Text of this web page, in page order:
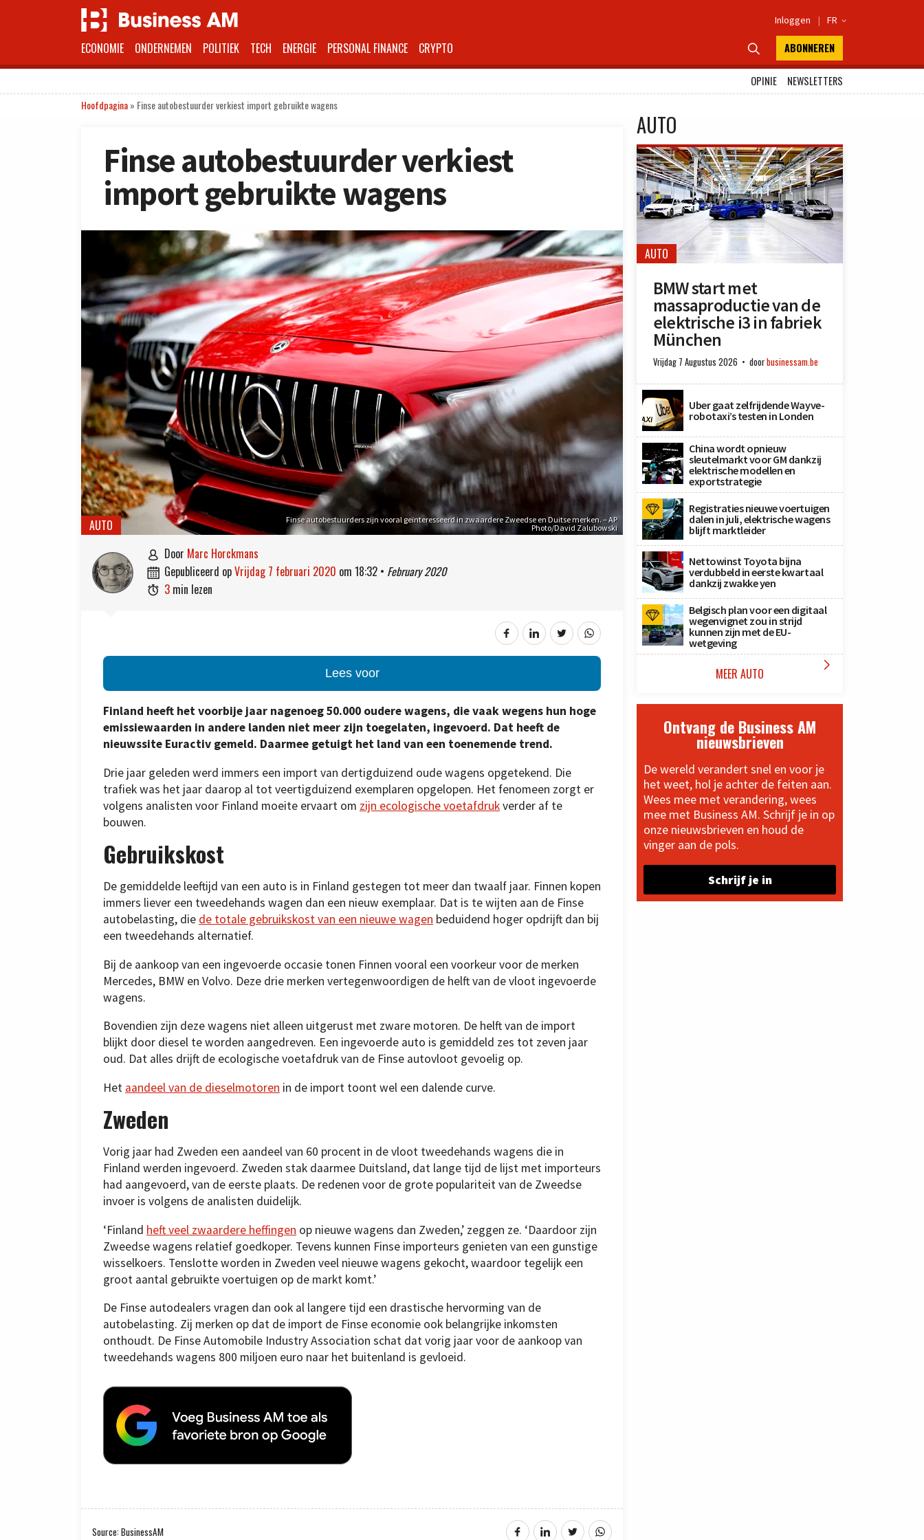
Inloggen | FR 
ECONOMIE ONDERNEMEN POLITIEK TECH ENERGIE PERSONAL FINANCE CRYPTO  ABONNEREN
OPINIE
NEWSLETTERS
Hoofdpagina» Finse autobestuurder verkiest import gebruikte wagens
Finse autobestuurder verkiest
import gebruikte wagens
Finse autobestuurders zijn vooral geïnteresseerd in zwaardere Zweedse en Duitse merken. – AP
Photo/David Zalubowski
AUTO
 door Marc Horckmans
 gepubliceerd op vrijdag 7 februari 2020 om 18:32 • February 2020
 3 min lezen
Lees voor
Finland heeft het voorbije jaar nagenoeg 50.000 oudere wagens, die vaak wegens hun hoge
emissiewaarden in andere landen niet meer zijn toegelaten, ingevoerd. Dat heeft de
nieuwssite Euractiv gemeld. Daarmee getuigt het land van een toenemende trend.
Drie jaar geleden werd immers een import van dertigduizend oude wagens opgetekend. Die
trafiek was het jaar daarop al tot veertigduizend exemplaren opgelopen. Het fenomeen zorgt er
volgens analisten voor Finland moeite ervaart om zijn ecologische voetafdrukverder af te
bouwen.
Gebruikskost
De gemiddelde leeftijd van een auto is in Finland gestegen tot meer dan twaalf jaar. Finnen kopen
immers liever een tweedehands wagen dan een nieuw exemplaar. Dat is te wijten aan de Finse
autobelasting, die de totale gebruikskost van een nieuwe wagen beduidend hoger opdrijft dan bij
een tweedehands alternatief.
Bij de aankoop van een ingevoerde occasie tonen Finnen vooral een voorkeur voor de merken
Mercedes, BMW en Volvo. Deze drie merken vertegenwoordigen de helft van de vloot ingevoerde
wagens.
Bovendien zijn deze wagens niet alleen uitgerust met zware motoren. De helft van de import
blijkt door diesel te worden aangedreven. Een ingevoerde auto is gemiddeld zes tot zeven jaar
oud. Dat alles drijft de ecologische voetafdruk van de Finse autovloot gevoelig op.
Het aandeel van de dieselmotoren in de import toont wel een dalende curve.
Zweden
Vorig jaar had Zweden een aandeel van 60 procent in de vloot tweedehands wagens die in
Finland werden ingevoerd. Zweden stak daarmee Duitsland, dat lange tijd de lijst met importeurs
had aangevoerd, van de eerste plaats. De redenen voor de grote populariteit van de Zweedse
invoer is volgens de analisten duidelijk.
‘Finland heft veel zwaardere heffingen op nieuwe wagens dan Zweden,’ zeggen ze. ‘Daardoor zijn
Zweedse wagens relatief goedkoper. Tevens kunnen Finse importeurs genieten van een gunstige
wisselkoers. Tenslotte worden in Zweden veel nieuwe wagens gekocht, waardoor tegelijk een
groot aantal gebruikte voertuigen op de markt komt.’
De Finse autodealers vragen dan ook al langere tijd een drastische hervorming van de
autobelasting. Zij merken op dat de import de Finse economie ook belangrijke inkomsten
onthoudt. De Finse Automobile Industry Association schat dat vorig jaar voor de aankoop van
tweedehands wagens 800 miljoen euro naar het buitenland is gevloeid.
Source: BusinessAM
AUTO
AUTO
BMW start met
massaproductie van de
elektrische i3 in fabriek
München
Vrijdag 7 Augustus 2026 doorbusinessam.be
Uber gaat zelfrijdende Wayve-
robotaxi’s testen in Londen
China wordt opnieuw
sleutelmarkt voor GM dankzij
elektrische modellen en
exportstrategie
Registraties nieuwe voertuigen
dalen in juli, elektrische wagens
blijft marktleider
Nettowinst Toyota bijna
verdubbeld in eerste kwartaal
dankzij zwakke yen
Belgisch plan voor een digitaal
wegenvignet zou in strijd
kunnen zijn met de EU-
wetgeving
MEER AUTO 
Ontvang de Business AM
nieuwsbrieven
De wereld verandert snel en voor je
het weet, hol je achter de feiten aan.
Wees mee met verandering, wees
mee met Business AM. Schrijf je in op
onze nieuwsbrieven en houd de
vinger aan de pols.
Schrijf je in